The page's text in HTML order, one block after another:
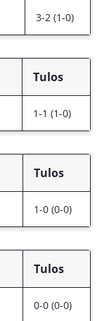
3-2 (1-0)
Tulos
1-1 (1-0)
Tulos
1-0 (0-0)
Tulos
0-0 (0-0)